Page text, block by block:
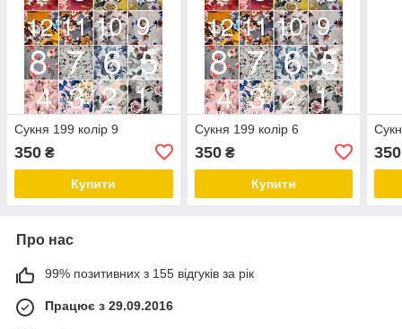
Сукня 199 колір 9
350 ₴
Купити
Сукня 199 колір 6
350₴
Купити
350
Про нас
99% позитивних з 155 відгуків за рік
Працює з 29.09.2016